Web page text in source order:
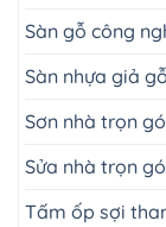
Sàn gỗ công
Sàn nhựa giả
Sơn nhà trọn
Sửa nhà trọn
Tấm ốp sợi